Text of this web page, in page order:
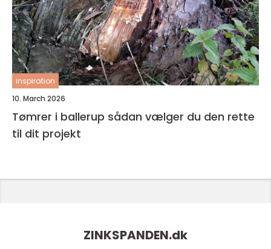
inspiration
10. March 2026
Tømrer i ballerup sådan vælger du den rette
til dit projekt
ZINKSPANDEN.dk